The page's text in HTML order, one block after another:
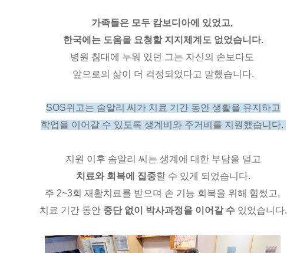
가족들은 모두 캄보디아에 있었고,
한국에는 도움을 요청할 지지체계도 없었습니다.
병원 침대에 누워 있던 그는 자신의 손보다도
앞으로의 삶이 더 걱정되었다고 말했습니다.
SOS위고는 솜알리 씨가 치료 기간 동안 생활을 유지하고
학업을 이어갈 수 있도록 생계비와 주거비를 지원했습니다.
지원 이후 솜알리 씨는 생계에 대한 부담을 덜고
치료와 회복에 집중할 수 있게 되었습니다.
주 2~3회 재활치료를 받으며 손 기능 회복을 위해 힘썼고,
치료 기간 동안 중단 없이 박사과정을 이어갈 수 있었습니다.